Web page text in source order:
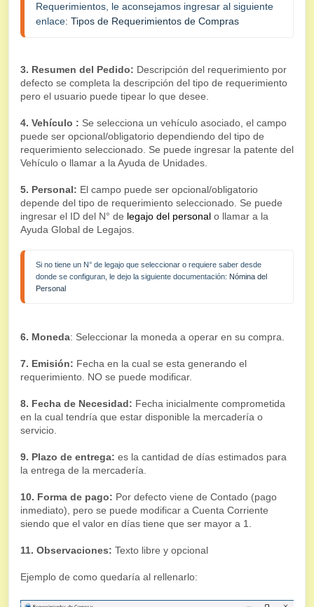
Requerimientos, le aconsejamos ingresar al siguiente
enlace: Tipos de Requerimientos de Compras
3. Resumen del Pedido: Descripción del requerimiento por
defecto se completa la descripción del tipo de requerimiento
pero el usuario puede tipear lo que desee.
4. Vehículo : Se selecciona un vehículo asociado, el campo
puede ser opcional/obligatorio dependiendo del tipo de
requerimiento seleccionado. Se puede ingresar la patente del
Vehículo o llamar a la Ayuda de Unidades.
5. Personal: El campo puede ser opcional/obligatorio
depende del tipo de requerimiento seleccionado. Se puede
ingresar el ID del N° de legajo del personal o llamar a la
Ayuda Global de Legajos.
Si no tiene un N° de legajo que seleccionar o requiere saber desde
donde se configuran, le dejo la siguiente documentación: Nómina del
Personal
6. Moneda: Seleccionar la moneda a operar en su compra.
7. Emisión: Fecha en la cual se esta generando el
requerimiento. NO se puede modificar.
8. Fecha de Necesidad: Fecha inicialmente comprometida
en la cual tendría que estar disponible la mercadería o
servicio.
9. Plazo de entrega: es la cantidad de días estimados para
la entrega de la mercadería.
10. Forma de pago: Por defecto viene de Contado (pago
inmediato), pero se puede modificar a Cuenta Corriente
siendo que el valor en días tiene que ser mayor a 1.
11. Observaciones: Texto libre y opcional
Ejemplo de como quedaría al rellenarlo: